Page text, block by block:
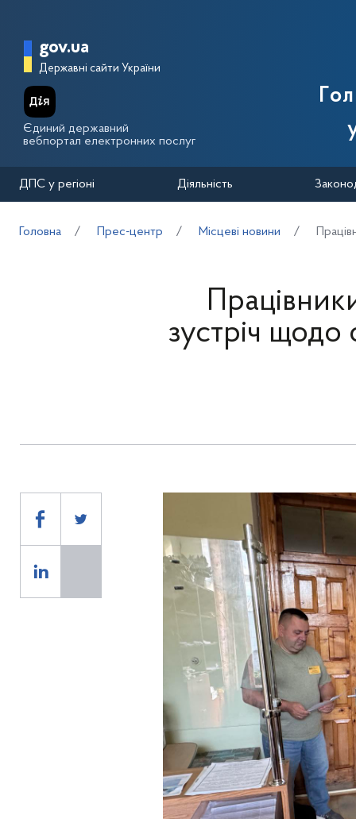
Головна сторінка Державної
gov.ua
Державні сайти України
Єдиний державний
вебпортал електронних послуг
ДПС у регіоні Діяльність
Головна Прес-центр Місцеві новини
зустріч